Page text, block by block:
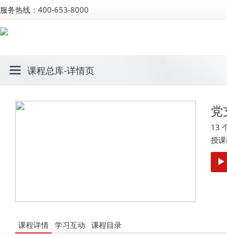
服务热线：400-653-8000
课程总库-详情页
党
13
授
课程详情 学习互动 课程目录